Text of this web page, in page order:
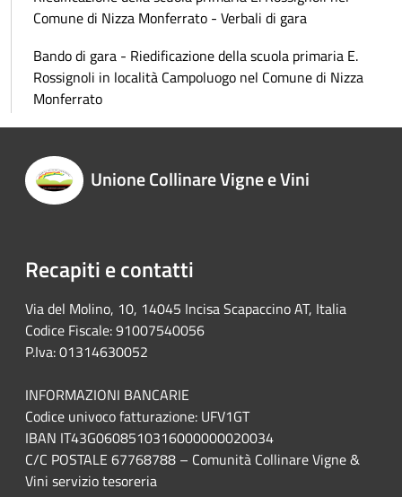
Comune di Nizza Monferrato - Verbali di gara
Bando di gara - Riedificazione della scuola primaria E.
Rossignoli in località Campoluogo nel Comune di Nizza
Monferrato
Unione Collinare Vigne e Vini
Recapiti e contatti
Via del Molino, 10, 14045 Incisa Scapaccino AT, Italia
Codice Fiscale: 91007540056
P.Iva: 01314630052
INFORMAZIONI BANCARIE
Codice univoco fatturazione: UFV1GT
IBAN IT43G0608510316000000020034
C/C POSTALE 67768788 – Comunità Collinare Vigne &
Vini servizio tesoreria